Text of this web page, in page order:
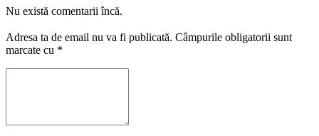
Nu există comentarii încă.
Adresa ta de email nu va fi publicată. Câmpurile obligatorii sunt
marcate cu *